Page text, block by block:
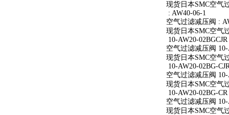
现货日本SMC空气
: AW40-06-1
空气过滤减压阀 :
现货日本SMC空气
10-AW20-02BGCJR
空气过滤减压阀 10-
现货日本SMC空气
10-AW20-02BG-
空气过滤减压阀 10-
现货日本SMC空气
10-AW20-02BG-CR
空气过滤减压阀 10-
现货日本SMC空气